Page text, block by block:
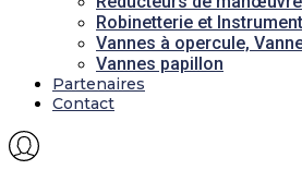
Robinetterie et
Vannes à opercule,
Vannes papillon
Partenaires
Contact